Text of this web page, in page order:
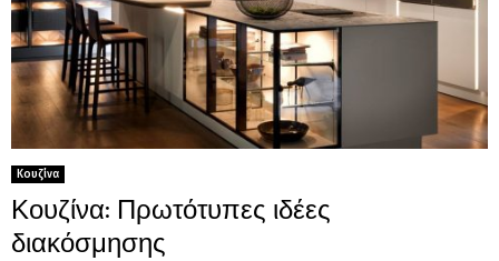
Κουζίνα
Κουζίνα: Πρωτότυπες ιδέες
διακόσμησης